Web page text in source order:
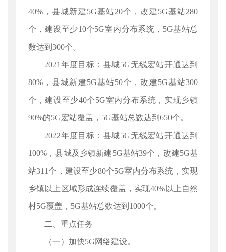
40%，县城新建5G基站20个，改建5G基站280
个，建设至少10个5G室内分布系统，5G基站总
数达到300个。
2021年度目标：县城5G无线宏站开通达到
80%，县城新建5G基站50个，改建5G基站300
个，建设至少40个5G室内分布系统，实现乡镇
90%的5G宏站覆盖，5G基站总数达到650个。
2022年度目标：县城5G无线宏站开通达到
100%，县城及乡镇新建5G基站39个，改建5G基
站311个，建设至少80个5G室内分布系统，实现
乡镇以上区域形成连续覆盖，实现40%以上自然
村5G覆盖，5G基站总数达到1000个。
二、重点任务
（一）加快5G网络建设。